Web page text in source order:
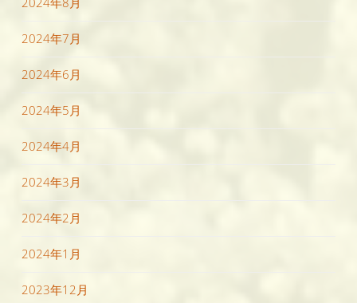
2024年7月
2024年6月
2024年5月
2024年4月
2024年3月
2024年2月
2024年1月
2023年12月